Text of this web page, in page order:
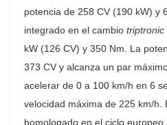
potencia de 258 CV (190 kW) y
integrado en el cambio triptronic
kW (126 CV) y 350 Nm. La
373 CV y alcanza un par
acelerar de 0 a 100 km/h en 6
velocidad máxima de 225 km/h.
homologado en el ciclo europeo